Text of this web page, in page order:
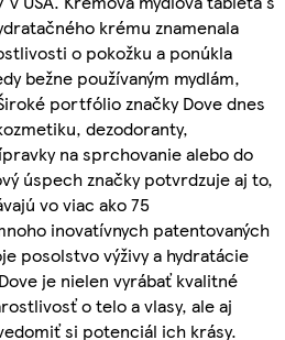
krému znamenala
o pokožku a ponúkla
bežne používaným mydlám,
portfólio značky Dove dnes
dezodoranty,
na sprchovanie alebo do
úspech značky potvrdzuje aj to,
vo viac ako 75
inovatívnych patentovaných
posolstvo výživy a hydratácie
je nielen vyrábať kvalitné
o telo a vlasy, ale aj
si potenciál ich krásy.